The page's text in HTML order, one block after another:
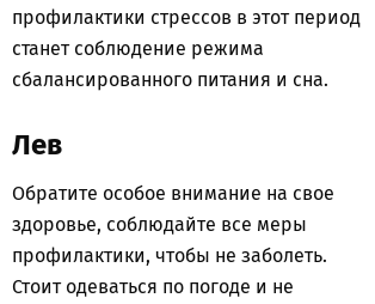
профилактики стрессов в этот период
станет соблюдение режима
сбалансированного питания и сна.
Лев
Обратите особое внимание на свое
здоровье, соблюдайте все меры
профилактики, чтобы не заболеть.
Стоит одеваться по погоде и не